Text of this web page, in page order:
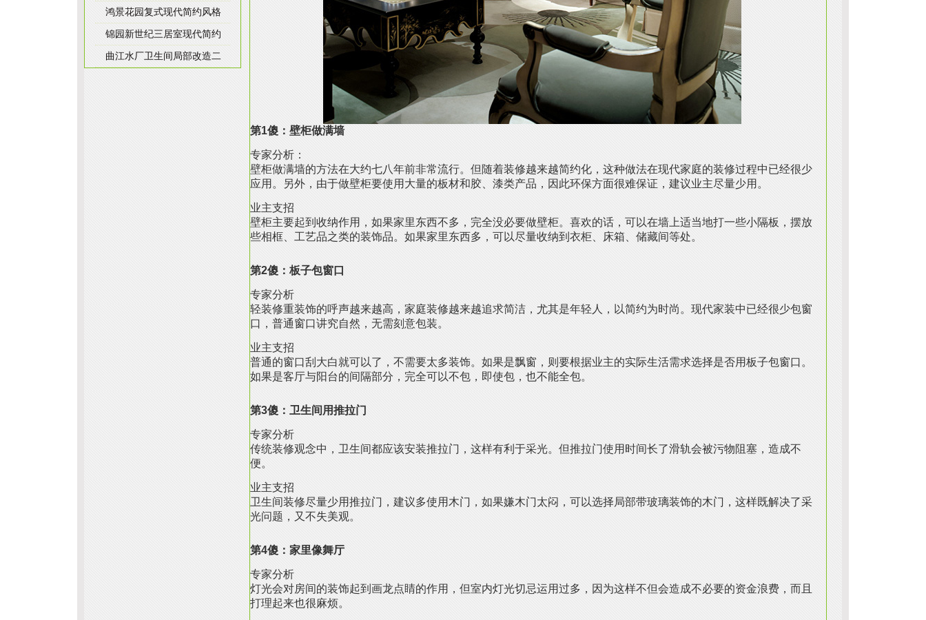
鸿景花园复式现代简约风格
锦园新世纪三居室现代简约
曲江水厂卫生间局部改造二
第1傻：壁柜做满墙
专家分析：
壁柜做满墙的方法在大约七八年前非常流行。但随着装修越来越简约化，这种做法在现代家庭的装修过程中已经很少
应用。另外，由于做壁柜要使用大量的板材和胶、漆类产品，因此环保方面很难保证，建议业主尽量少用。
业主支招
壁柜主要起到收纳作用，如果家里东西不多，完全没必要做壁柜。喜欢的话，可以在墙上适当地打一些小隔板，摆放
些相框、工艺品之类的装饰品。如果家里东西多，可以尽量收纳到衣柜、床箱、储藏间等处。
第2傻：板子包窗口
专家分析
轻装修重装饰的呼声越来越高，家庭装修越来越追求简洁，尤其是年轻人，以简约为时尚。现代家装中已经很少包窗
口，普通窗口讲究自然，无需刻意包装。
业主支招
普通的窗口刮大白就可以了，不需要太多装饰。如果是飘窗，则要根据业主的实际生活需求选择是否用板子包窗口。
如果是客厅与阳台的间隔部分，完全可以不包，即使包，也不能全包。
第3傻：卫生间用推拉门
专家分析
传统装修观念中，卫生间都应该安装推拉门，这样有利于采光。但推拉门使用时间长了滑轨会被污物阻塞，造成不
便。
业主支招
卫生间装修尽量少用推拉门，建议多使用木门，如果嫌木门太闷，可以选择局部带玻璃装饰的木门，这样既解决了采
光问题，又不失美观。
第4傻：家里像舞厅
专家分析
灯光会对房间的装饰起到画龙点睛的作用，但室内灯光切忌运用过多，因为这样不但会造成不必要的资金浪费，而且
打理起来也很麻烦。